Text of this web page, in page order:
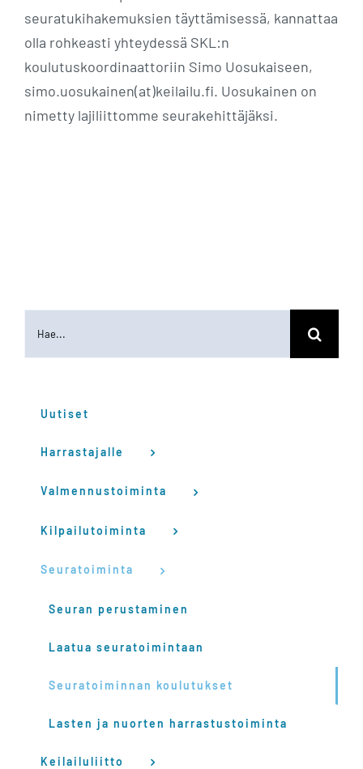
seuratukihakemuksien täyttämisessä, kannattaa
olla rohkeasti yhteydessä SKL:n
koulutuskoordinaattoriin Simo Uosukaiseen,
simo.uosukainen(at)keilailu.fi. Uosukainen on
nimetty lajiliittomme seurakehittäjäksi.
Uutiset
Harrastajalle
Valmennustoiminta
Kilpailutoiminta
Seuratoiminta
Seuran perustaminen
Laatua seuratoimintaan
Seuratoiminnan koulutukset
Lasten ja nuorten harrastustoiminta
Keilailuliitto